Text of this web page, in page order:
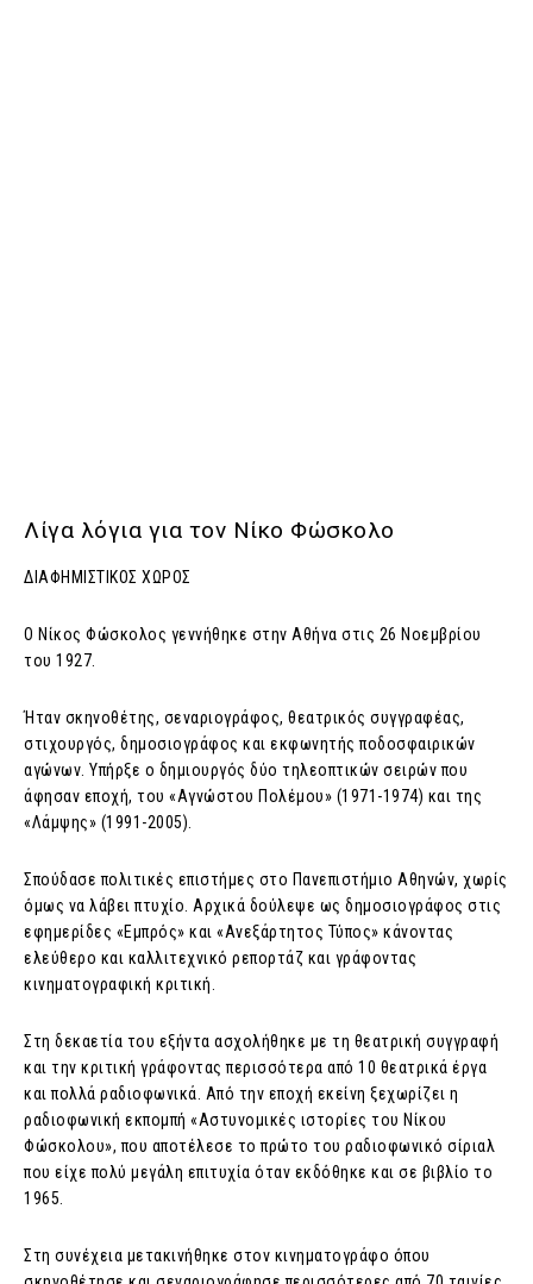
Λίγα λόγια για τον Νίκο Φώσκολο
ΔΙΑΦΗΜΙΣΤΙΚΟΣ ΧΩΡΟΣ
Ο Νίκος Φώσκολος γεννήθηκε στην Αθήνα στις 26 Νοεμβρίου
του 1927.
Ήταν σκηνοθέτης, σεναριογράφος, θεατρικός συγγραφέας,
στιχουργός, δημοσιογράφος και εκφωνητής ποδοσφαιρικών
αγώνων. Υπήρξε ο δημιουργός δύο τηλεοπτικών σειρών που
άφησαν εποχή, του «Αγνώστου Πολέμου» (1971-1974) και της
«Λάμψης» (1991-2005).
Σπούδασε πολιτικές επιστήμες στο Πανεπιστήμιο Αθηνών, χωρίς
όμως να λάβει πτυχίο. Αρχικά δούλεψε ως δημοσιογράφος στις
εφημερίδες «Εμπρός» και «Ανεξάρτητος Τύπος» κάνοντας
ελεύθερο και καλλιτεχνικό ρεπορτάζ και γράφοντας
κινηματογραφική κριτική.
Στη δεκαετία του εξήντα ασχολήθηκε με τη θεατρική συγγραφή
και την κριτική γράφοντας περισσότερα από 10 θεατρικά έργα
και πολλά ραδιοφωνικά. Από την εποχή εκείνη ξεχωρίζει η
ραδιοφωνική εκπομπή «Αστυνομικές ιστορίες του Νίκου
Φώσκολου», που αποτέλεσε το πρώτο του ραδιοφωνικό σίριαλ
που είχε πολύ μεγάλη επιτυχία όταν εκδόθηκε και σε βιβλίο το
1965.
Στη συνέχεια μετακινήθηκε στον κινηματογράφο όπου